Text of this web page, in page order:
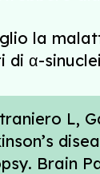
la
α-
L,
Brain